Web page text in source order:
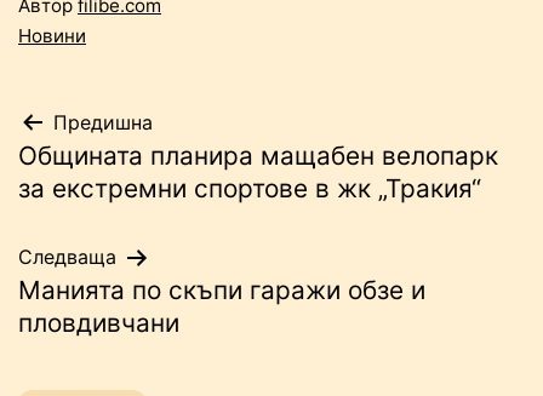
Автор filibe.com
Новини
Навигация
Предишна
Общината планира мащабен велопарк
за екстремни спортове в жк „Тракия“
Следваща
Манията по скъпи гаражи обзе и
пловдивчани